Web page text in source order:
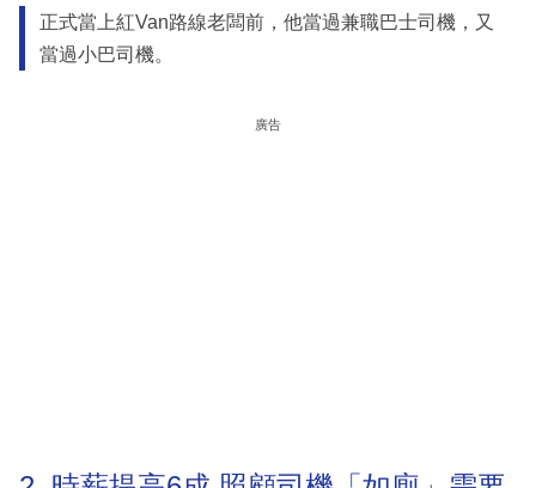
正式當上紅Van路線老闆前，他當過兼職巴士司機，又
當過小巴司機。
廣告